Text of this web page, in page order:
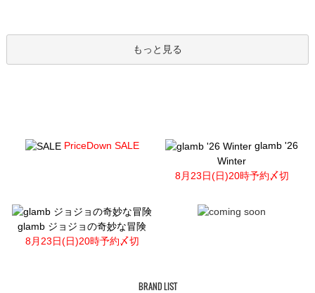
もっと見る
PriceDown SALE
glamb '26
Winter
8月23日(日)20時予約〆切
glamb ジョジョの奇妙な冒険
8月23日(日)20時予約〆切
BRAND LIST